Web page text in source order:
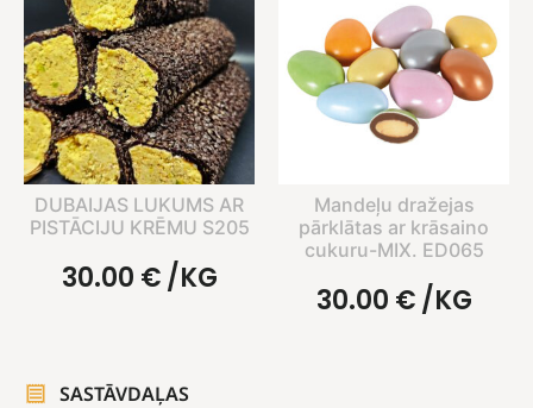
DUBAIJAS LUKUMS AR
PISTĀCIJU KRĒMU S205
30.00 €/KG
Mandeļu dražejas
pārklātas ar krāsaino
cukuru-MIX. ED065
30.00 €/KG
SASTĀVDAĻAS